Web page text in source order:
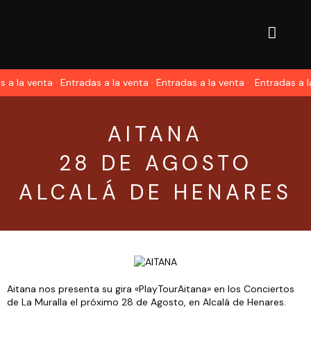
la venta · Entradas a la venta · Entradas a la venta · Entradas a la
AITANA
28 DE AGOSTO
ALCALÁ DE HENARES
Aitana nos presenta su gira «PlayTourAitana» en los Conciertos
de La Muralla el próximo 28 de Agosto, en Alcalá de Henares.